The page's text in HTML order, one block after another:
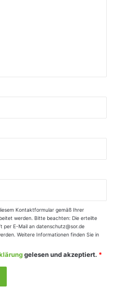
Kontaktformular gemäß Ihrer
werden. Bitte beachten: Die erteilte
per E-Mail an datenschutz@sor.de
Weitere Informationen finden Sie in
gelesen und akzeptiert. *